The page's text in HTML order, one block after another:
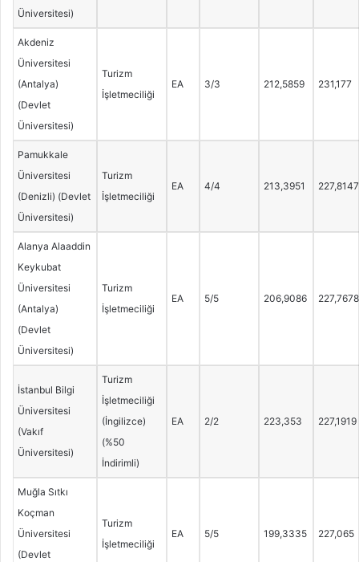
Üniversitesi)
Akdeniz
Üniversitesi
(Antalya)
(Devlet
Üniversitesi)
Turizm
İşletmeciliği
EA 3/3 212,5859 231,177
Pamukkale
Üniversitesi
(Denizli) (Devlet
Üniversitesi)
Turizm
İşletmeciliği
EA 4/4 213,3951 227,8147
Alanya Alaaddin
Keykubat
Üniversitesi
(Antalya)
(Devlet
Üniversitesi)
Turizm
İşletmeciliği
EA 5/5 206,9086 227,7678
İstanbul Bilgi
Üniversitesi
(Vakıf
Üniversitesi)
Turizm
İşletmeciliği
(İngilizce)
(%50
İndirimli)
EA 2/2 223,353 227,1919
Muğla Sıtkı
Koçman
Üniversitesi
(Devlet
Turizm
İşletmeciliği
EA 5/5 199,3335 227,065